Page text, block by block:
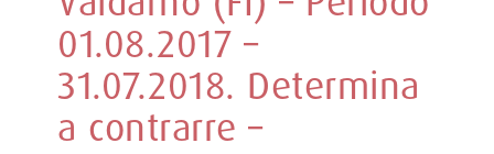
01.08.2017 –
31.07.2018. Determina
a contrarre –